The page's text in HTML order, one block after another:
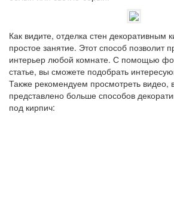
Как видите, отделка стен декоративным
простое занятие. Этот способ позволит
интерьер любой комнате. С помощью
статье, вы сможете подобрать
Также рекомендуем просмотреть видео,
представлено больше способов
под кирпич: